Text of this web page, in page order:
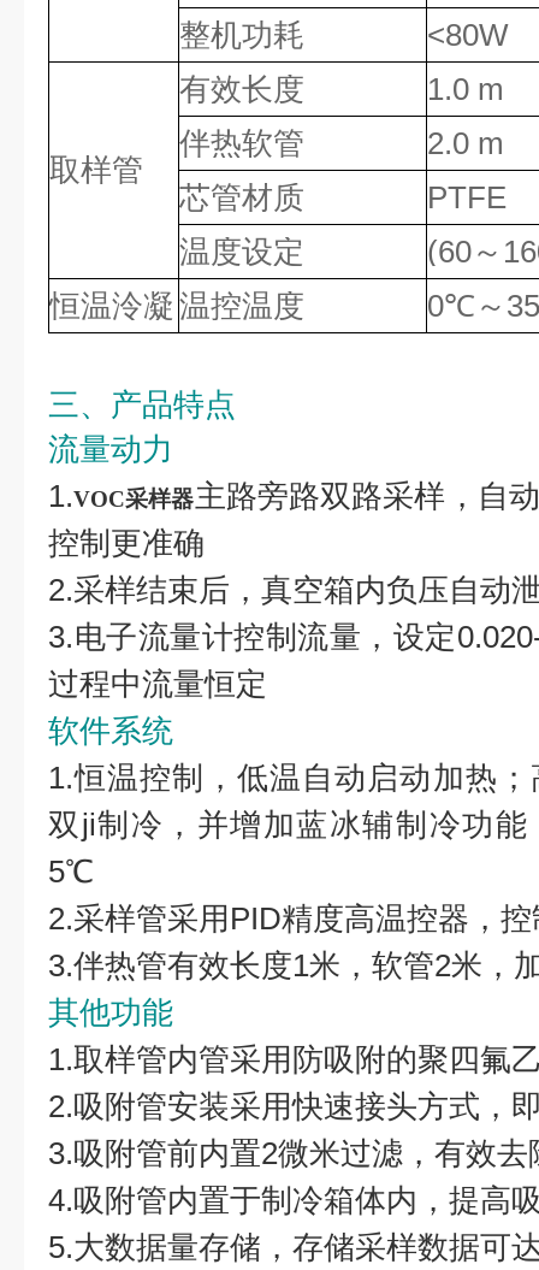
整机功耗 <80W
取样管
有效长度
1.0 m
伴热软管
2.0 m
芯管材质
PTFE
温度设定
(60～
恒温泠凝 温控温度 0℃～
三、产品特点
流量动力
1.VOC采样器主路旁路双路采样，自
控制更准确
2.采样结束后，真空箱内负压自动
3.电子流量计控制流量，设定
过程中流量恒定
软件系统
1.恒温控制，低温自动启动加热
双ji制冷，并增加蓝冰辅制冷功
5℃
2.采样管采用PID精度高温控器，
3.伴热管有效长度1米，软管2米，
其他功能
1.取样管内管采用防吸附的聚四氟
2.吸附管安装采用快速接头方式，
3.吸附管前内置2微米过滤，有效
4.吸附管内置于制冷箱体内，提高
5.大数据量存储，存储采样数据可